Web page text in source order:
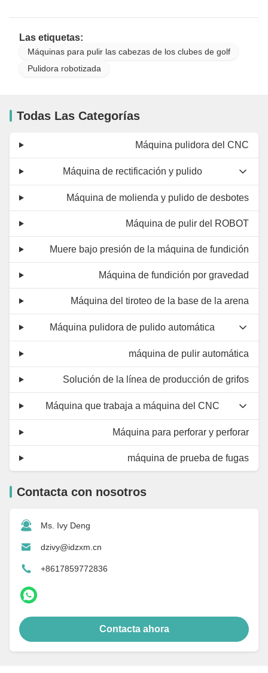
Las etiquetas:
Máquinas para pulir las cabezas de los clubes de golf
Pulidora robotizada
Todas Las Categorías
Máquina pulidora del CNC
Máquina de rectificación y pulido
Máquina de molienda y pulido de desbotes
Máquina de pulir del ROBOT
Muere bajo presión de la máquina de fundición
Máquina de fundición por gravedad
Máquina del tiroteo de la base de la arena
Máquina pulidora de pulido automática
máquina de pulir automática
Solución de la línea de producción de grifos
Máquina que trabaja a máquina del CNC
Máquina para perforar y perforar
máquina de prueba de fugas
Contacta con nosotros
Ms. Ivy Deng
dzivy@idzxm.cn
+8617859772836
Contacta ahora